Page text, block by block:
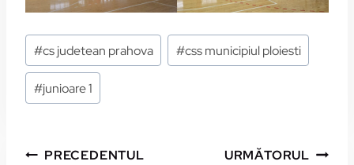
Etichete:
#cs judetean prahova #css municipiul ploiesti
#junioare 1
NAVIGARE
PRECEDENTUL URMĂTORUL